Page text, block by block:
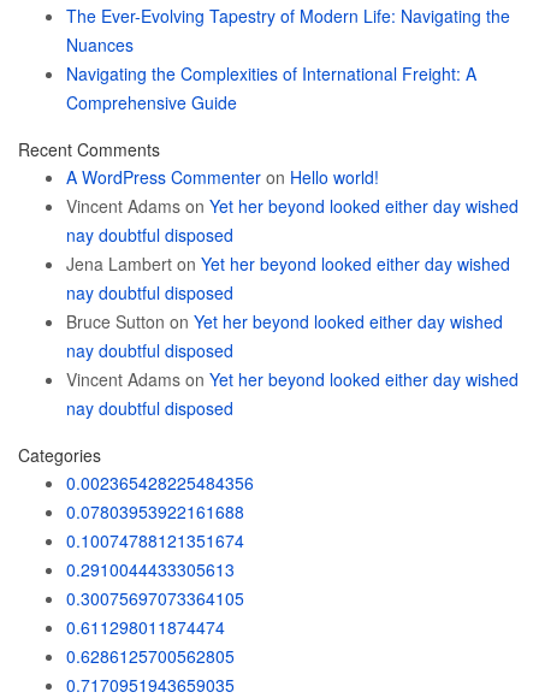
The Ever-Evolving Tapestry of Modern Life: Navigating the
Nuances
Navigating the Complexities of International Freight: A
Comprehensive Guide
Recent Comments
A WordPress Commenter on Hello world!
Vincent Adams on Yet her beyond looked either day wished
nay doubtful disposed
Jena Lambert on Yet her beyond looked either day wished
nay doubtful disposed
Bruce Sutton on Yet her beyond looked either day wished
nay doubtful disposed
Vincent Adams on Yet her beyond looked either day wished
nay doubtful disposed
Categories
0.002365428225484356
0.07803953922161688
0.10074788121351674
0.2910044433305613
0.30075697073364105
0.611298011874474
0.6286125700562805
0.7170951943659035